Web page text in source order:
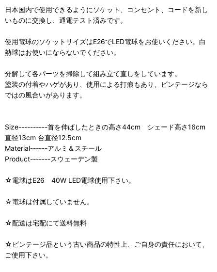
日本国内で使用できるようにソケット、コンセント、コードを新し
いものに交換し、通電テスト済みです。
使用電球のソケットサイズはE26でLED電球をお使いください。白
熱球はお使いにならないでください。
分解して各パーツを掃除して組み立て直しをしています。
塗装の付着やハゲがあり、使用による打痕もあり、ビンテージなら
ではの風合いがあります。
Size----------首を伸ばしたときの高さ44cm シェード高さ16cm
直径13cm 台直径12.5cm
Material------アルミ＆スチール
Product-------スウェーデン製
☆電球はE26 40W LED電球使用下さい。
☆電球は付属していません。
☆配送は宅配にて送料無料
☆ビンテージ品という古い商品の特性上、ご自身の責任において、
ご使用下さい。